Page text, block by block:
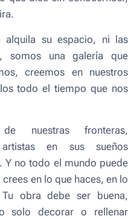
alquila su espacio, ni las
somos una galería que
creemos en nuestros
todo el tiempo que nos
nuestras fronteras,
en sus sueños
Y no todo el mundo puede
en lo que haces, en lo
obra debe ser buena,
solo decorar o rellenar